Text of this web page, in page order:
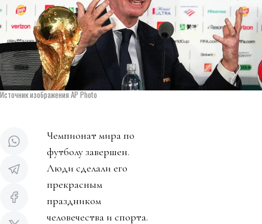
Источник изображения AP Photo
Чемпионат мира по
футболу завершен.
Люди сделали его
прекрасным
праздником
человечества и спорта.